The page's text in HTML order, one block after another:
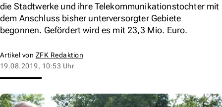
die Stadtwerke und ihre Telekommunikationstochter mit
dem Anschluss bisher unterversorgter Gebiete
begonnen. Gefördert wird es mit 23,3 Mio. Euro.
Artikel von ZFK Redaktion
19.08.2019, 10:53 Uhr